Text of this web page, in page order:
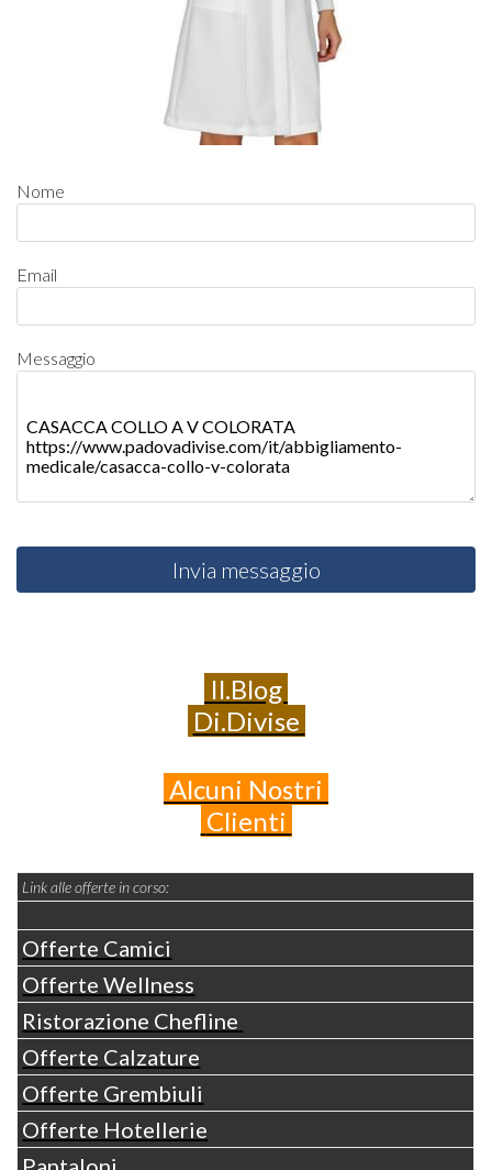
Nome
Email
Messaggio
Invia messaggio
Il.Blog
Di.Divise
Alcuni Nostri
Clienti
Link alle offerte in corso:
Offerte Camici
Offerte Wellness
Ristorazione Chefline
Offerte Calzature
Offerte Grembiuli
Offerte Hotellerie